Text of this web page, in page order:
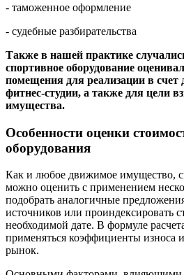
- таможенное оформление
- судебные разбирательства
Также в нашей практике
спортивное оборудование
помещения для реализации в счет
фитнес-студии, а также для цели
имущества.
Особенности оценки
оборудования
Как и любое движимое имущество,
можно оценить с применением
подобрать аналогичные
источников или проиндексировать
необходимой дате. В формуле
применяться коэффициенты износа
рынок.